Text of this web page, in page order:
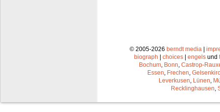
© 2005-2026 berndt media |
biograph | choices | engels und
Bochum Bonn Castrop-
Essen Frechen
Leverkusen Lünen
Recklinghausen